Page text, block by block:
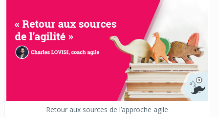
Retour aux sources de l’approche agile